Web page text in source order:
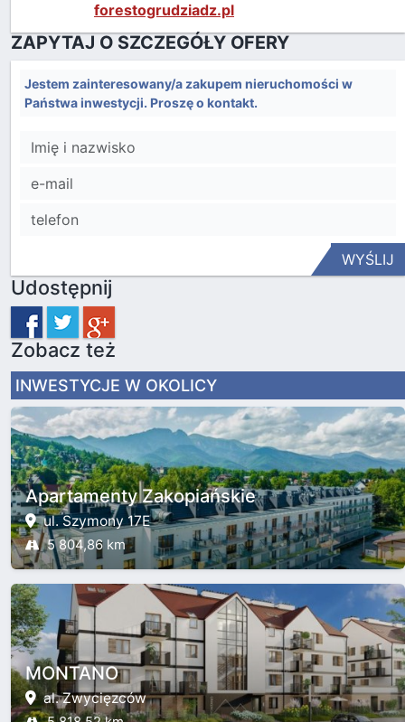
forestogrudziadz.pl
ZAPYTAJ O SZCZEGÓŁY OFERY
Jestem zainteresowany/a zakupem nieruchomości w
Państwa inwestycji. Proszę o kontakt.
WYŚLIJ
Udostępnij
Zobacz też
INWESTYCJE W OKOLICY
Apartamenty Zakopiańskie
ul. Szymony 17E
5 804,86 km
MONTANO
al. Zwycięzców